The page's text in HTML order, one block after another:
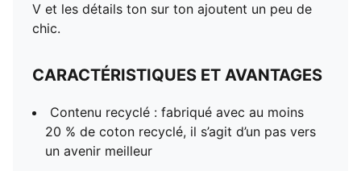
V et les détails ton sur ton ajoutent un peu de
chic.
CARACTÉRISTIQUES ET AVANTAGES
Contenu recyclé : fabriqué avec au moins
20 % de coton recyclé, il s’agit d’un pas vers
un avenir meilleur